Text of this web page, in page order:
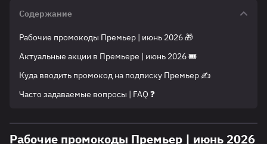
Содержание
Рабочие промокоды Премьер | июнь 2026 🎁
Актуальные акции в Премьере | июнь 2026 🎟️
Куда вводить промокод на подписку Премьер ✍️
Часто задаваемые вопросы | FAQ ❓
Рабочие промокоды Премьер | июнь 2026